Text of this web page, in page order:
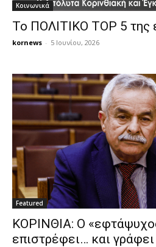
Κοινωνικά
Το ΠΟΛΙΤΙΚΟ ΤΟΡ 5 της
kornews - 5 Ιουνίου, 2026
Featured
ΚΟΡΙΝΘΙΑ: Ο
επιστρέφει… και γράφει